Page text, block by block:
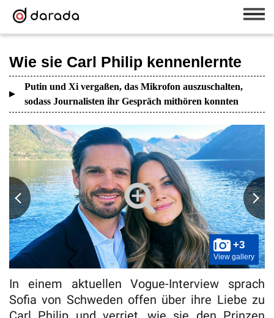
Wie sie Carl Philip kennenlernte
Putin und Xi vergaßen, das Mikrofon auszuschalten,
sodass Journalisten ihr Gespräch mithören konnten
+3
View gallery
In einem aktuellen Vogue-Interview sprach
Sofia von Schweden offen über ihre Liebe zu